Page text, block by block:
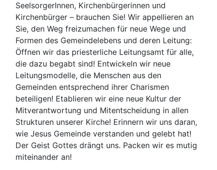
SeelsorgerInnen, Kirchenbürgerinnen und
Kirchenbürger – brauchen Sie! Wir appellieren an
Sie, den Weg freizumachen für neue Wege und
Formen des Gemeindelebens und deren Leitung:
Öffnen wir das priesterliche Leitungsamt für alle,
die dazu begabt sind! Entwickeln wir neue
Leitungsmodelle, die Menschen aus den
Gemeinden entsprechend ihrer Charismen
beteiligen! Etablieren wir eine neue Kultur der
Mitverantwortung und Mitentscheidung in allen
Strukturen unserer Kirche! Erinnern wir uns daran,
wie Jesus Gemeinde verstanden und gelebt hat!
Der Geist Gottes drängt uns. Packen wir es mutig
miteinander an!